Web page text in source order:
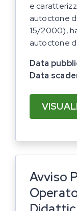
e
autoctone
15/2000),
autoctone
Data
Data
Avviso